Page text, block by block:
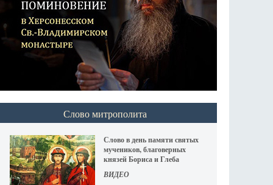
Слово митрополита
Слово в день памяти святых
мучеников, благоверных
князей Бориса и Глеба
ВИДЕО